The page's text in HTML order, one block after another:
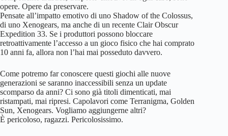
opere. Opere da preservare.
Pensate all’impatto emotivo di uno Shadow of the Colossus,
di uno Xenogears, ma anche di un recente Clair Obscur
Expedition 33. Se i produttori possono bloccare
retroattivamente l’accesso a un gioco fisico che hai comprato
10 anni fa, allora non l’hai mai posseduto davvero.
Come potremo far conoscere questi giochi alle nuove
generazioni se saranno inaccessibili senza un update
scomparso da anni? Ci sono già titoli dimenticati, mai
ristampati, mai ripresi. Capolavori come Terranigma, Golden
Sun, Xenogears. Vogliamo aggiungerne altri?
È pericoloso, ragazzi. Pericolosissimo.